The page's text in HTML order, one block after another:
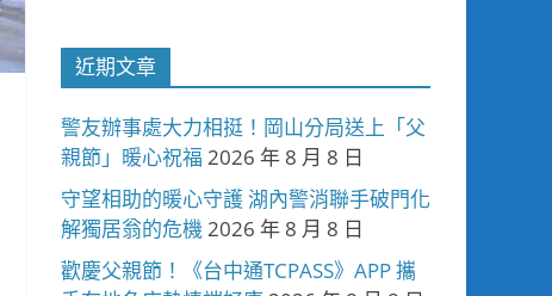
近期文章
警友辦事處大力相挺！岡山分局送上「父
親節」暖心祝福 2026 年 8 月 8 日
守望相助的暖心守護 湖內警消聯手破門化
解獨居翁的危機2026 年 8 月 8 日
歡慶父親節！《台中通TCPASS》APP 攜